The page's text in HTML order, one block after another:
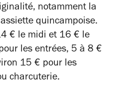
notamment la
quincampoise.
€ le midi et 16 € le
les entrées, 5 à 8 €
15 € pour les
charcuterie.